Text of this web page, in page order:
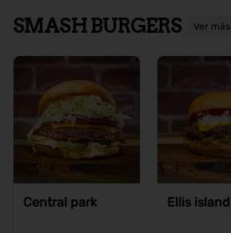
SMASH BURGERS Ver más
Central park Ellis island